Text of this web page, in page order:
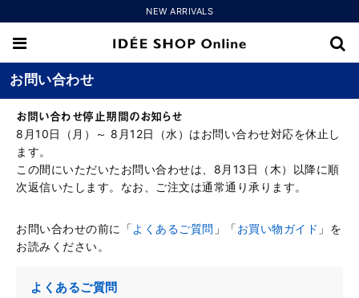
NEW ARRIVALS
お問い合わせ
お問い合わせ停止期間のお知らせ
8月10日（月）～ 8月12日（水）はお問い合わせ対応を休止し
ます。
この間にいただいたお問い合わせは、8月13日（木）以降に順
次返信いたします。なお、ご注文は通常通り承ります。
お問い合わせの前に「よくあるご質問 」「お買い物ガイド 」を
お読みください。
よくあるご質問